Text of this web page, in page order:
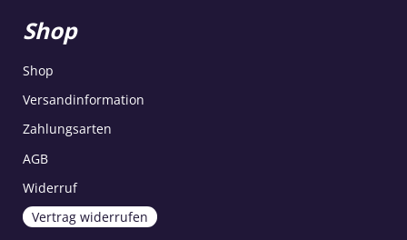
Shop
Shop
Versandinformation
Zahlungsarten
AGB
Widerruf
Vertrag widerrufen